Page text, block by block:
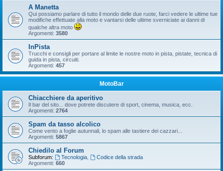
A Manetta
Qui possiamo parlare di tutto il mondo delle due ruote, farci vedere le ultime tue
modifiche effettuate alla moto e vantarsi delle ultime sverniciate ai danni di
qualche altra moto
Argomenti: 3580
InPista
Trucchi e consigli per portare al limite le nostre moto in pista, pistate, tecnica di
guida in pista, circuiti.
Argomenti: 457
MotoBar
Chiacchiere da aperitivo
Il bar del sito... dove potrete discutere di sport, cinema, musica, ecc.
Argomenti: 2764
Spam da tasso alcolico
Come vento a foglie autunnali, lo spam alle tastiere dei cazzari...
Argomenti: 5867
Chiedilo al Forum
Subforum: Tecnologia,
Codice della strada
Argomenti: 660